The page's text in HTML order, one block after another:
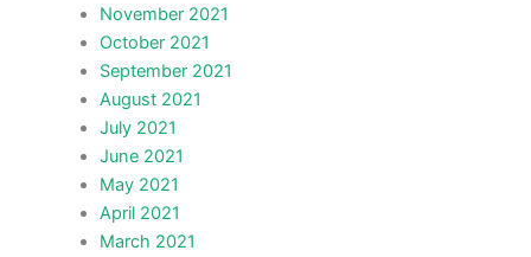
November 2021
October 2021
September 2021
August 2021
July 2021
June 2021
May 2021
April 2021
March 2021